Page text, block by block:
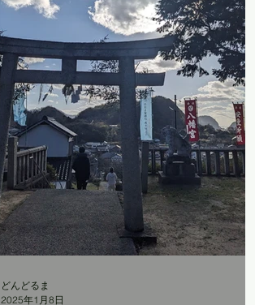
どんどるま
2025年1月8日